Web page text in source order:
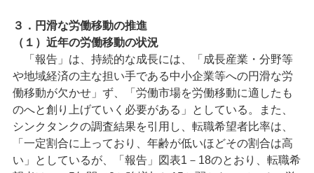
３．円滑な労働移動の推進
（１）近年の労働移動の状況
「報告」は、持続的な成長には、「成長産業・分野等
や地域経済の主な担い手である中小企業等への円滑な労
働移動が欠かせ」ず、「労働市場を労働移動に適したも
のへと創り上げていく必要がある」としている。また、
シンクタンクの調査結果を引用し、転職希望者比率は、
「一定割合に上っており、年齢が低いほどその割合は高
い」としているが、「報告」図表1－18のとおり、転職希